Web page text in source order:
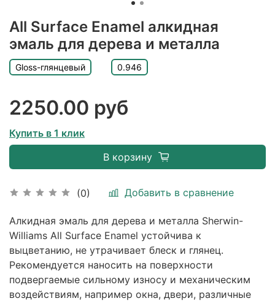
All Surface Enamel алкидная
эмаль для дерева и металла
(0) Добавить в сравнение
Gloss-глянцевый 0.946
2250.00 руб
Купить в 1 клик
В корзину
Алкидная эмаль для дерева и металла Sherwin-
Williams All Surface Enamel устойчива к
выцветанию, не утрачивает блеск и глянец.
Рекомендуется наносить на поверхности
подвергаемые сильному износу и механическим
воздействиям, например окна, двери, различные